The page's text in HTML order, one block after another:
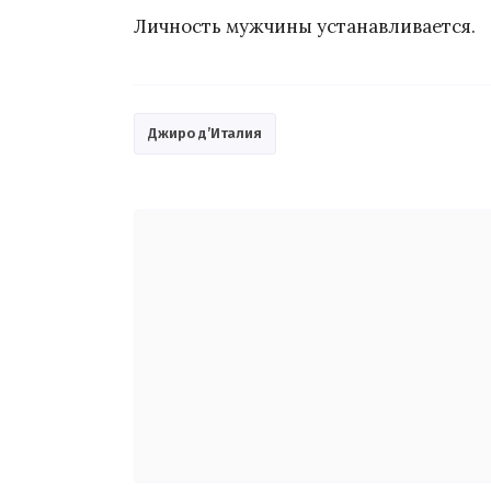
Личность мужчины устанавливается.
Джиро д’Италия